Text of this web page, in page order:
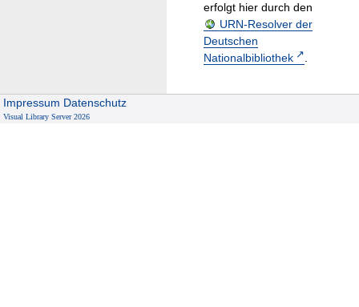
erfolgt hier durch den
URN-Resolver der
Deutschen
Nationalbibliothek
.
Impressum Datenschutz
Visual Library Server 2026